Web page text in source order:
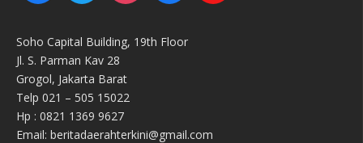
Soho Capital Building, 19th Floor
Jl. S. Parman Kav 28
Grogol, Jakarta Barat
Telp 021 – 505 15022
Hp : 0821 1369 9627
Email: beritadaerahterkini@gmail.com